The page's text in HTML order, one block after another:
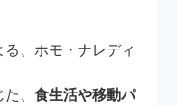
、ホモ・ナレディ
た、食生活や移動パ